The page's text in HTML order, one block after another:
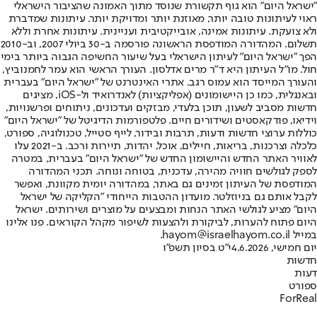
"ישראל היום" הוא גוף תקשורת שנוסד מתוך האמונה שהציבור הישראלי
ראוי לעיתונות טובה יותר, מאוזנת יותר ומדויקת יותר. עיתונות שמדברת
ולא צועקת. עיתונות אמינה, אובייקטיבית ועניינית. עיתונות אחרת וללא
תשלום. המהדורה המודפסת הראשונה פורסמה ב-30 ביולי 2007, וב-2010
הפך "ישראל היום" לעיתון הישראלי בעל שיעור החשיפה הגבוה ביותר בימי
חול. מו"ל העיתון היא ד"ר מרים אדלסון. העורך הראשי הוא עמר לחמנוביץ,
והעורך המייסד הוא עמוס רגב. אתרי האינטרנט של "ישראל היום" בעברית
ובאנגלית, כמו כן היישומונים (אפליקציות) לאנדרואיד ול-iOS, מציגים
חדשות מסביב לשעון, תוכן בלעדי, מבזקים ועדכונים, ניתוחים ופרשנויות,
וידיאו, פודקאסטים ושידורים חיים. פלטפורמות הדיגיטל של "ישראל היום"
כוללות ערוצי חדשות ודעות, תרבות ובידור, לייף סטייל, טכנולוגיה, ספורט,
כלכלה וצרכנות, בריאות, חיילים, אוכל, יהדות, תיירות ורכב. ב-2021 עלו
לאוויר האתר החדש והיישומון החדש של "ישראל היום" בעברית, במטרה
לספק לגולשים חוויה מהירה, עדכנית, בטוחה ונוחה. תכני המהדורה
המודפסת של העיתון זמינים גם באתר, במהדורה יומית מקוונת, ואפשר
לקבל אותם גם בניוזלטר. מועדון ההטבות הייחודי "הקליקה של ישראל
היום" מציע לגולשי האתר הנחות ומבצעים על מוצרים ושירותים. ישראל
היום פתוח להערות, לביקורת ולהצעות לשיפור מקהל הקוראים. פנו אלינו
במייל hayom@israelhayom.co.il.
יום חמישי, 4.6.2026
י"ט בסיון תשפ"ו
חדשות
דעות
ספורט
ForReal